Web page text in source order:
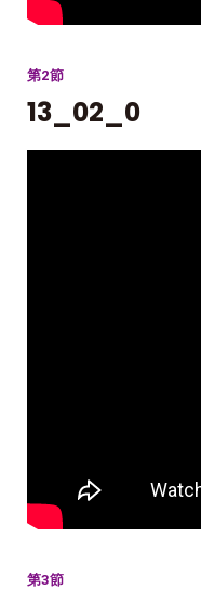
第2節
13_02_0
第3節